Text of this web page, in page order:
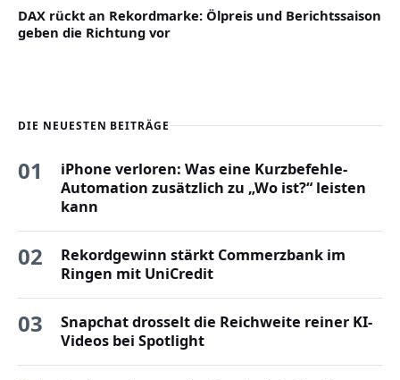
DAX rückt an Rekordmarke: Ölpreis und Berichtssaison
geben die Richtung vor
DIE NEUESTEN BEITRÄGE
01
iPhone verloren: Was eine Kurzbefehle-
Automation zusätzlich zu „Wo ist?“ leisten
kann
02
Rekordgewinn stärkt Commerzbank im
Ringen mit UniCredit
03
Snapchat drosselt die Reichweite reiner KI-
Videos bei Spotlight